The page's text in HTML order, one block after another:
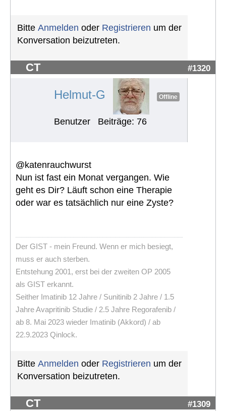
Bitte Anmelden oder Registrieren um der
Konversation beizutreten.
CT #1320
Helmut-G Offline
Benutzer Beiträge: 76
@katenrauchwurst
Nun ist fast ein Monat vergangen. Wie
geht es Dir? Läuft schon eine Therapie
oder war es tatsächlich nur eine Zyste?
Der GIST - mein Freund. Wenn er mich besiegt,
muss er auch sterben.
Entstehung 2001, erst bei der zweiten OP 2005
als GIST erkannt.
Seither Imatinib 12 Jahre / Sunitinib 2 Jahre / 1.5
Jahre Avapritinib Studie / 2.5 Jahre Regorafenib /
ab 8. Mai 2023 wieder Imatinib (Akkord) / ab
22.9.2023 Qinlock.
Bitte Anmelden oder Registrieren um der
Konversation beizutreten.
CT #1309